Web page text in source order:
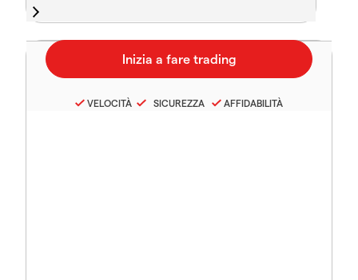
VELOCITÀ SICUREZZA AFFIDABILITÀ